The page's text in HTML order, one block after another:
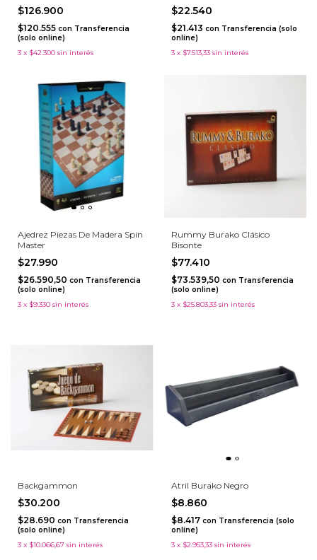
$126.900
$120.555 con Transferencia
(solo online)
3 x $42.300 sin interés
$22.540
$21.413 con Transferencia (solo
online)
3 x $7.513,33 sin interés
Ajedrez Piezas De Madera Spin
Master
$27.990
$26.590,50 con Transferencia
(solo online)
3 x $9.330 sin interés
Rummy Burako Clásico
Bisonte
$77.410
$73.539,50 con Transferencia
(solo online)
3 x $25.803,33 sin interés
Backgammon
$30.200
$28.690 con Transferencia
(solo online)
3 x $10.066,67 sin interés
Atril Burako Negro
$8.860
$8.417 con Transferencia (solo
online)
3 x $2.953,33 sin interés